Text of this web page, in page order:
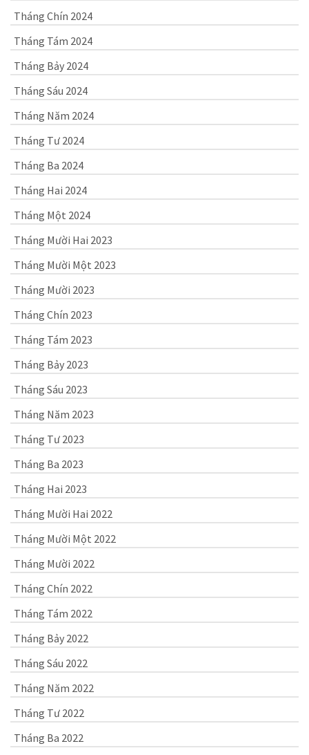
Tháng Chín 2024
Tháng Tám 2024
Tháng Bảy 2024
Tháng Sáu 2024
Tháng Năm 2024
Tháng Tư 2024
Tháng Ba 2024
Tháng Hai 2024
Tháng Một 2024
Tháng Mười Hai 2023
Tháng Mười Một 2023
Tháng Mười 2023
Tháng Chín 2023
Tháng Tám 2023
Tháng Bảy 2023
Tháng Sáu 2023
Tháng Năm 2023
Tháng Tư 2023
Tháng Ba 2023
Tháng Hai 2023
Tháng Mười Hai 2022
Tháng Mười Một 2022
Tháng Mười 2022
Tháng Chín 2022
Tháng Tám 2022
Tháng Bảy 2022
Tháng Sáu 2022
Tháng Năm 2022
Tháng Tư 2022
Tháng Ba 2022